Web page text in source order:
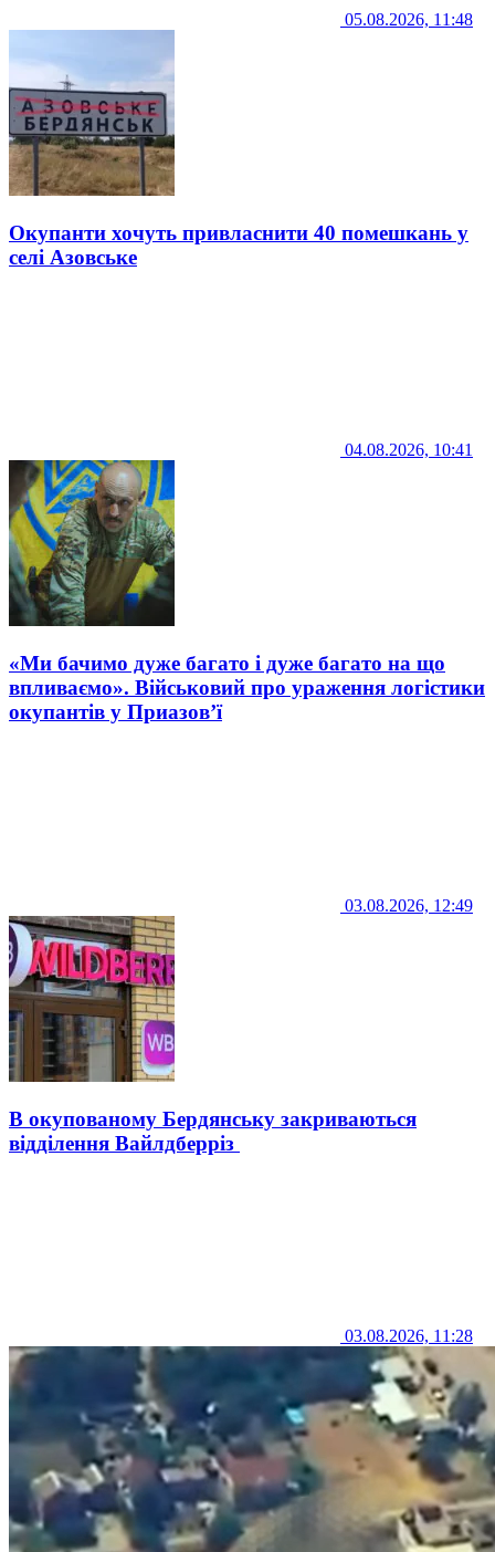
05.08.2026, 11:48
Окупанти хочуть привласнити 40 помешкань у
селі Азовське
04.08.2026, 10:41
«Ми бачимо дуже багато і дуже багато на що
впливаємо». Військовий про ураження логістики
окупантів у Приазов’ї
03.08.2026, 12:49
В окупованому Бердянську закриваються
відділення Вайлдберріз
03.08.2026, 11:28